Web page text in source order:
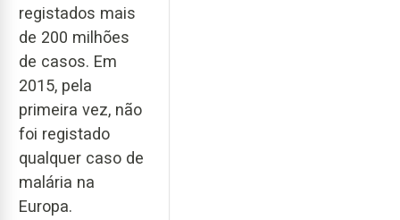
registados mais
de 200 milhões
de casos. Em
2015, pela
primeira vez, não
foi registado
qualquer caso de
malária na
Europa.